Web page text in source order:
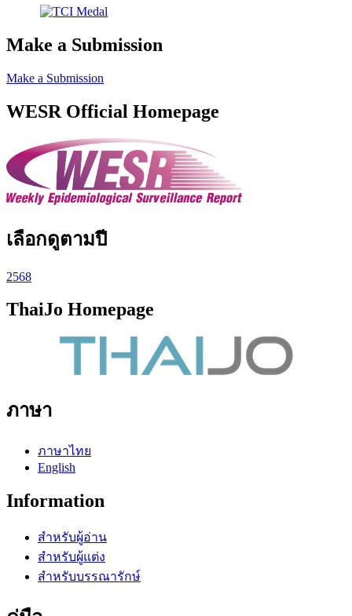
Make a Submission
Make a Submission
WESR Official Homepage
เลือกดูตามปี
2568
ThaiJo Homepage
ภาษา
ภาษาไทย
English
Information
สำหรับผู้อ่าน
สำหรับผู้แต่ง
สำหรับบรรณารักษ์